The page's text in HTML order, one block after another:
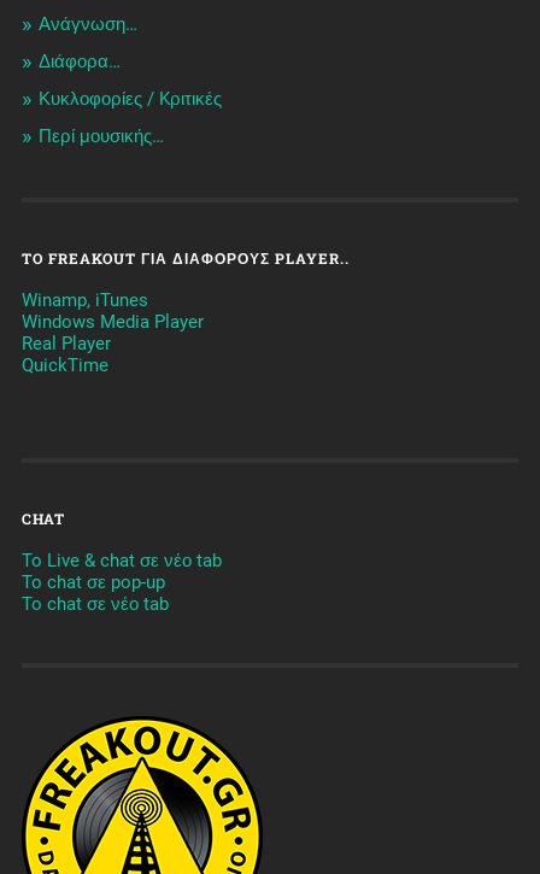
Ανάγνωση…
Διάφορα…
Κυκλοφορίες / Kριτικές
Περί μουσικής…
TO FREAKOUT ΓΙΑ ΔΙΆΦΟΡΟΥΣ PLAYER..
Winamp, iTunes
Windows Media Player
Real Player
QuickTime
CHAT
To Live & chat σε νέο tab
To chat σε pop-up
To chat σε νέο tab